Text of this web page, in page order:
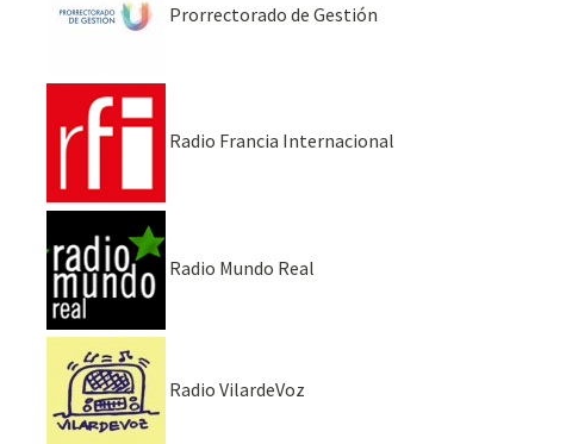
Prorrectorado de Gestión
Radio Francia Internacional
Radio Mundo Real
Radio VilardeVoz